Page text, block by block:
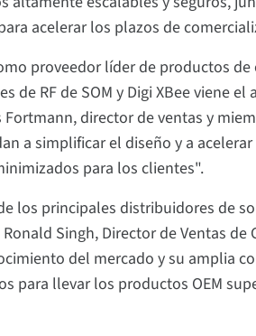
acelerar los plazos de
proveedor líder de productos de
de RF de SOM y Digi XBee viene
director de ventas y
a simplificar el diseño y a
para los clientes".
los principales distribuidores de
Singh, Director de Ventas de
del mercado y su amplia
para llevar los productos OEM